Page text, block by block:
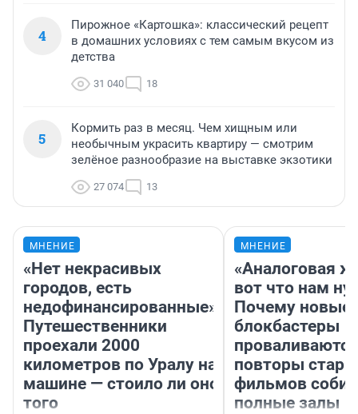
4
Пирожное «Картошка»: классический рецепт
в домашних условиях с тем самым вкусом из
детства
31 040 18
5
Кормить раз в месяц. Чем хищным или
необычным украсить квартиру — смотрим
зелёное разнообразие на выставке экзотики
27 074 13
МНЕНИЕ
«Нет некрасивых
городов, есть
недофинансированные».
Путешественники
проехали 2000
километров по Уралу на
машине — стоило ли оно
того
МНЕНИЕ
«Аналоговая
вот что нам
Почему новые
блокбастеры
повторы
фильмов
полные залы